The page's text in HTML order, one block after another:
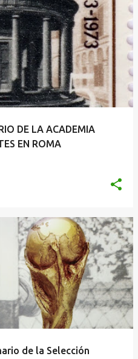
DE LA ACADEMIA
EN ROMA
de la Selección